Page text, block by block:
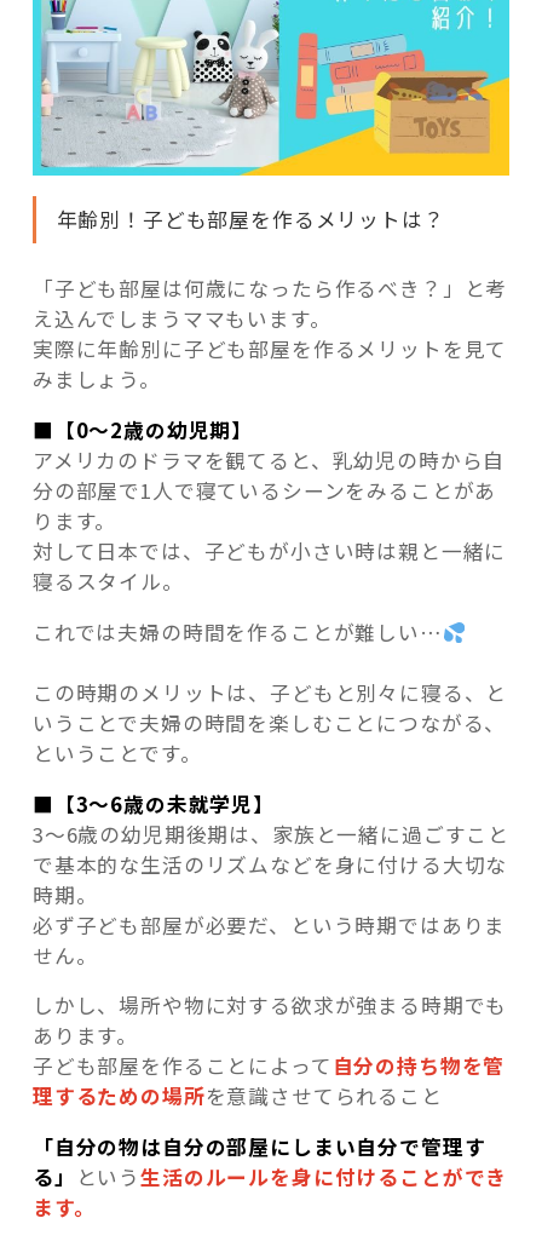
年齢別！子ども部屋を作るメリットは？
「子ども部屋は何歳になったら作るべき？」と考
え込んでしまうママもいます。
実際に年齢別に子ども部屋を作るメリットを見て
みましょう。
■【0～2歳の幼児期】
アメリカのドラマを観てると、乳幼児の時から自
分の部屋で1人で寝ているシーンをみることがあ
ります。
対して日本では、子どもが小さい時は親と一緒に
寝るスタイル。
これでは夫婦の時間を作ることが難しい…
この時期のメリットは、子どもと別々に寝る、と
いうことで夫婦の時間を楽しむことにつながる、
ということです。
■【3～6歳の未就学児】
3～6歳の幼児期後期は、家族と一緒に過ごすこと
で基本的な生活のリズムなどを身に付ける大切な
時期。
必ず子ども部屋が必要だ、という時期ではありま
せん。
しかし、場所や物に対する欲求が強まる時期でも
あります。
子ども部屋を作ることによって 自分の持ち物を管
理するための場所を意識させてられること
「自分の物は自分の部屋にしまい自分で管理す
る」
という生活のルールを身に付けることができ
ます。